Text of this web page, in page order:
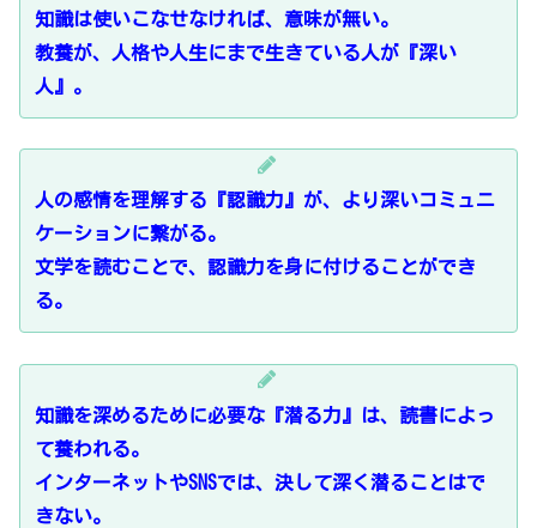
知識は使いこなせなければ、意味が無い。
教養が、人格や人生にまで生きている人が『深い
人』。
人の感情を理解する『認識力』が、より深いコミュニ
ケーションに繋がる。
文学を読むことで、認識力を身に付けることができ
る。
知識を深めるために必要な『潜る力』は、読書によっ
て養われる。
インターネットやSNSでは、決して深く潜ることはで
きない。